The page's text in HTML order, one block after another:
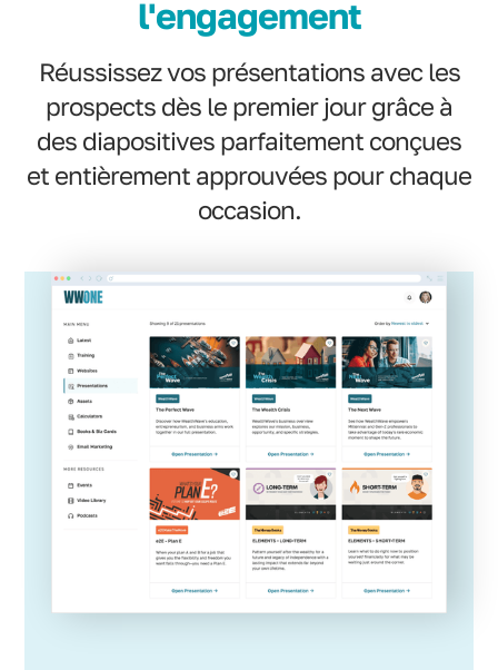
l'engagement
Réussissez vos présentations avec les
prospects dès le premier jour grâce à
des diapositives parfaitement conçues
et entièrement approuvées pour chaque
occasion.